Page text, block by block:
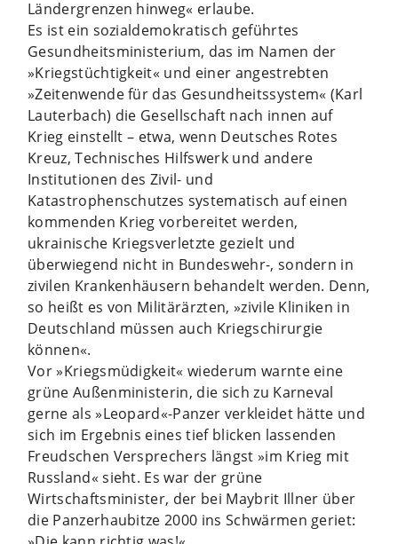
Ländergrenzen hinweg« erlaube.
Es ist ein sozialdemokratisch geführtes
Gesundheitsministerium, das im Namen der
»Kriegstüchtigkeit« und einer angestrebten
»Zeitenwende für das Gesundheitssystem« (Karl
Lauterbach) die Gesellschaft nach innen auf
Krieg einstellt – etwa, wenn Deutsches Rotes
Kreuz, Technisches Hilfswerk und andere
Institutionen des Zivil- und
Katastrophenschutzes systematisch auf einen
kommenden Krieg vorbereitet werden,
ukrainische Kriegsverletzte gezielt und
überwiegend nicht in Bundeswehr-, sondern in
zivilen Krankenhäusern behandelt werden. Denn,
so heißt es von Militärärzten, »zivile Kliniken in
Deutschland müssen auch Kriegschirurgie
können«.
Vor »Kriegsmüdigkeit« wiederum warnte eine
grüne Außenministerin, die sich zu Karneval
gerne als »Leopard«-Panzer verkleidet hätte und
sich im Ergebnis eines tief blicken lassenden
Freudschen Versprechers längst »im Krieg mit
Russland« sieht. Es war der grüne
Wirtschaftsminister, der bei Maybrit Illner über
die Panzerhaubitze 2000 ins Schwärmen geriet: